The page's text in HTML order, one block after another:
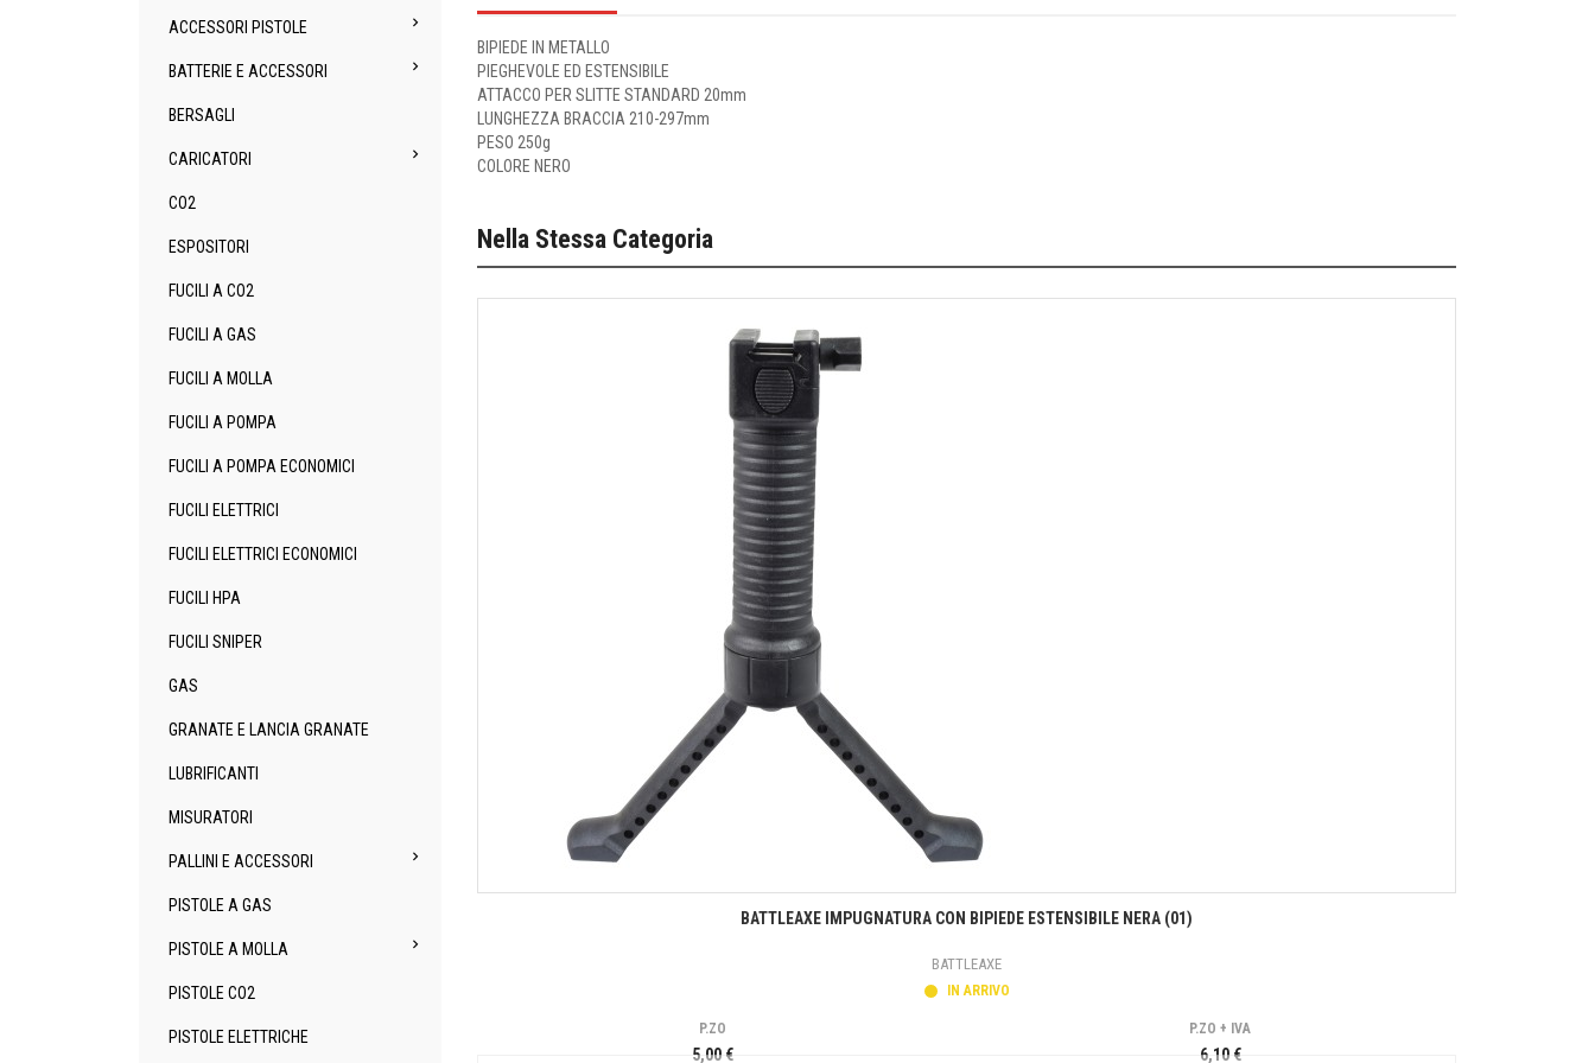
ACCESSORI PISTOLE 
BATTERIE E ACCESSORI 
BERSAGLI
CARICATORI 
CO2
ESPOSITORI
FUCILI A CO2
FUCILI A GAS
FUCILI A MOLLA
FUCILI A POMPA
FUCILI A POMPA ECONOMICI
FUCILI ELETTRICI
FUCILI ELETTRICI ECONOMICI
FUCILI HPA
FUCILI SNIPER
GAS
GRANATE E LANCIA GRANATE
LUBRIFICANTI
MISURATORI
PALLINI E ACCESSORI 
PISTOLE A GAS
PISTOLE A MOLLA 
PISTOLE CO2
PISTOLE ELETTRICHE
BIPIEDE IN METALLO
PIEGHEVOLE ED ESTENSIBILE
ATTACCO PER SLITTE STANDARD 20mm
LUNGHEZZA BRACCIA 210-297mm
PESO 250g
COLORE NERO
Nella Stessa Categoria
Anteprima
BATTLEAXE IMPUGNATURA CON BIPIEDE ESTENSIBILE NERA (01)
BATTLEAXE
IN ARRIVO
P.ZO
5,00 €
P.ZO + IVA
6,10 €